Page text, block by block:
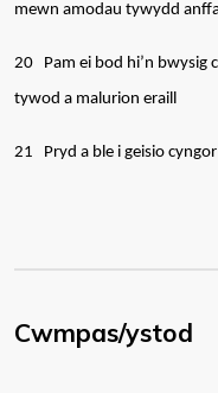
mewn amodau tywydd
20
Pam ei bod hi’n bwysig
tywod a malurion eraill
21 Pryd a ble i geisio
Cwmpas/ystod